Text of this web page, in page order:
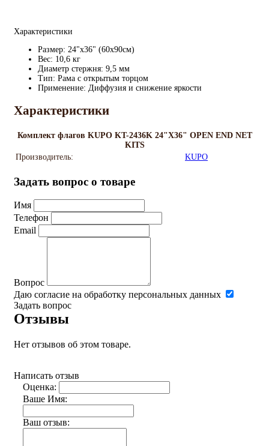
Характеристики
Размер: 24"x36" (60х90см)
Вес: 10,6 кг
Диаметр стержня: 9,5 мм
Тип: Рама с открытым торцом
Применение: Диффузия и снижение яркости
Характеристики
Комплект флагов KUPO KT-2436K 24"X36" OPEN END NET
KITS
Производитель:
KUPO
Задать вопрос о товаре
Имя
Телефон
Email
Вопрос
Даю согласие на обработку персональных данных
Задать вопрос
Отзывы
Нет отзывов об этом товаре.
Написать отзыв
Оценка:
Ваше Имя:
Ваш отзыв: